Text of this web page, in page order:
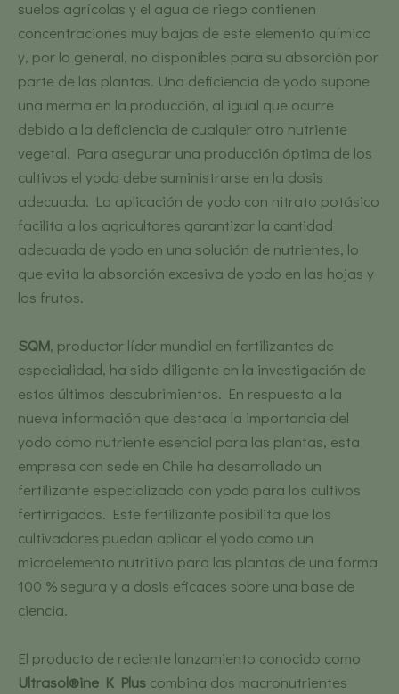
suelos agrícolas y el agua de riego contienen
concentraciones muy bajas de este elemento químico
y, por lo general, no disponibles para su absorción por
parte de las plantas. Una deficiencia de yodo supone
una merma en la producción, al igual que ocurre
debido a la deficiencia de cualquier otro nutriente
vegetal. Para asegurar una producción óptima de los
cultivos el yodo debe suministrarse en la dosis
adecuada. La aplicación de yodo con nitrato potásico
facilita a los agricultores garantizar la cantidad
adecuada de yodo en una solución de nutrientes, lo
que evita la absorción excesiva de yodo en las hojas y
los frutos.
SQM, productor líder mundial en fertilizantes de
especialidad, ha sido diligente en la investigación de
estos últimos descubrimientos. En respuesta a la
nueva información que destaca la importancia del
yodo como nutriente esencial para las plantas, esta
empresa con sede en Chile ha desarrollado un
fertilizante especializado con yodo para los cultivos
fertirrigados. Este fertilizante posibilita que los
cultivadores puedan aplicar el yodo como un
microelemento nutritivo para las plantas de una forma
100 % segura y a dosis eficaces sobre una base de
ciencia.
El producto de reciente lanzamiento conocido como
Ultrasol®ine K Plus combina dos macronutrientes